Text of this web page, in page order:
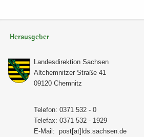
Herausgeber
Lan­des­di­rek­ti­on Sach­sen
Alt­chem­nit­zer Stra­ße 41
09120 Chem­nitz
Te­le­fon: 0371 532 - 0
Te­le­fax: 0371 532 - 1929
E-​Mail: post[at]lds.sach­sen.de